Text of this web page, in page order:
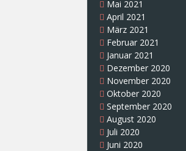
Mai 2021
April 2021
März 2021
Februar 2021
Januar 2021
Dezember 2020
November 2020
Oktober 2020
September 2020
August 2020
Juli 2020
Juni 2020